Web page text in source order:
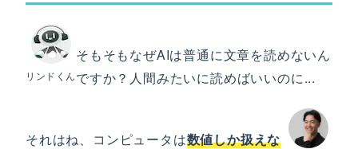
リンドくん
そもそもなぜAIは普通に文章を読めないん
ですか？人間みたいに読めばいいのに...
それはね、コンピュータは数値しか扱えな